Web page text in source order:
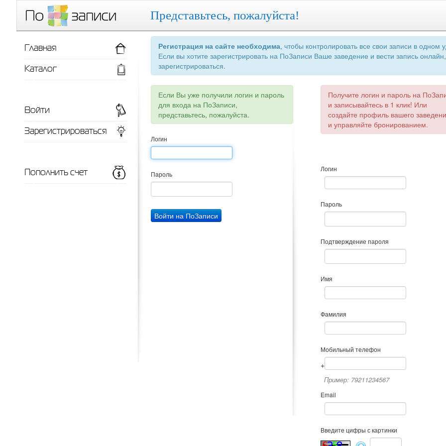
Представьтесь, пожалуйста!
Регистрация на сайте необходима, чтобы контролировать все свои записи в одном
Если вы хотите зарегистрировать на ПоЗаписи Ваше заведение и вести запись
зарегистрироваться.
Если Вы уже получили логин и пароль
для входа на ПоЗаписи,
представьтесь, пожалуйста.
Логин
Пароль
Получите логин и пароль на
и записывайтесь в 1 клик! Или
создайте профиль вашего
и управляйте бронированием.
Логин
Пароль
Подтверждение пароля
Имя
Фамилия
Мобильный телефон
+
Пример: 79211234567
Email
Введите цифры с картинки
Главная
Каталог
Войти
Зарегистрироваться
Пополнить счет